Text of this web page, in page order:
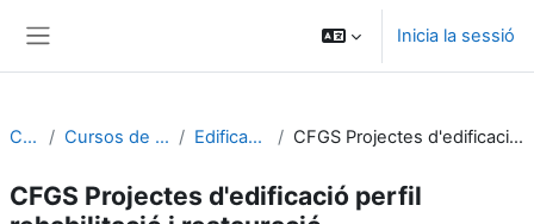
Inicia la sessió
Cursos Cursos de Cicles Formatius Edificació i obra civil CFGS Projectes d'edificació perfil rehabilitació i restauració
CFGS Projectes d'edificació perfil